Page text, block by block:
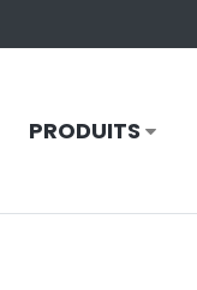
PRODUITS